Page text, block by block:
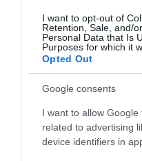
I want to opt-out of
Retention, Sale, and/
Personal Data that Is
Purposes for which it
Opted Out
Google consents
I want to allow
related to advertising
device identifiers in
5–7 fire de ceapă
PENTRU PASTA DE
ardei iute
80 g creveți sărați
4 linguri de sos de
60 g usturoi tocat